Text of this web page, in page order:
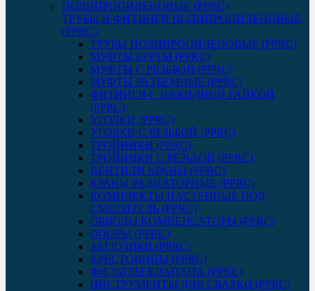
ТРУБЫ И ФИТИНГИ ПОЛИПРОПИЛЕНОВЫЕ
(PPRC)
ТРУБЫ ПОЛИПРОПИЛЕНОВЫЕ (PPRC)
МУФТЫ БУРТЫ (PPRC)
МУФТЫ C РЕЗЬБОЙ (PPRC)
МУФТЫ РАЗЪЕМНЫЕ (PPRC)
ФИТИНГИ С НАКИДНОЙ ГАЙКОЙ
(PPRC)
УГОЛКИ (PPRC)
УГОЛКИ С РЕЗЬБОЙ (PPRC)
ТРОЙНИКИ (PPRC)
ТРОЙНИКИ С РЕЗЬБОЙ (PPRC)
ВЕНТИЛИ КРАНЫ (PPRC)
КРАНЫ РАДИАТОРНЫЕ (PPRC)
КОМПЛЕКТЫ НАСТЕННЫЕ ПОД
СМЕСИТЕЛЬ (PPRC)
ОБВОДЫ КОМПЕНСАТОРЫ (PPRC)
ОПОРЫ (PPRC)
ЗАГЛУШКИ (PPRC)
КРЕСТОВИНЫ (PPRC)
ФИЛЬТРЫ КЛАПАНА (PPRC)
ИНСТРУМЕНТЫ ДЛЯ СВАРКИ (PPRC)